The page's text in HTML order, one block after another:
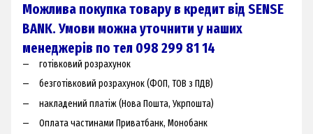
Можлива покупка товару в кредит від SENSE
BANK. Умови можна уточнити у наших
менеджерів по тел 098 299 81 14
готівковий розрахунок
безготівковий розрахунок (ФОП, ТОВ з ПДВ)
накладений платіж (Нова Пошта, Укрпошта)
Оплата частинами Приватбанк, Монобанк